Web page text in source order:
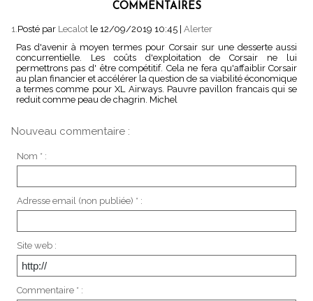
COMMENTAIRES
1. Posté par Lecalot le 12/09/2019 10:45 | Alerter
Pas d'avenir à moyen termes pour Corsair sur une desserte aussi
concurrentielle. Les coûts d'exploitation de Corsair ne lui
permettrons pas d' être compétitif. Cela ne fera qu'affaiblir Corsair
au plan financier et accélérer la question de sa viabilité économique
a termes comme pour XL Airways. Pauvre pavillon francais qui se
reduit comme peau de chagrin. Michel
Nouveau commentaire :
Nom * :
Adresse email (non publiée) * :
Site web :
Commentaire * :